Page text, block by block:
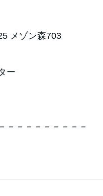
メゾン森703
ー
－－－－－－－－－